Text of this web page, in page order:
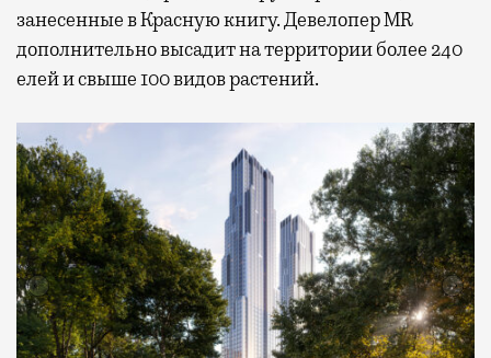
занесенные в Красную книгу. Девелопер MR
дополнительно высадит на территории более 240
елей и свыше 100 видов растений.